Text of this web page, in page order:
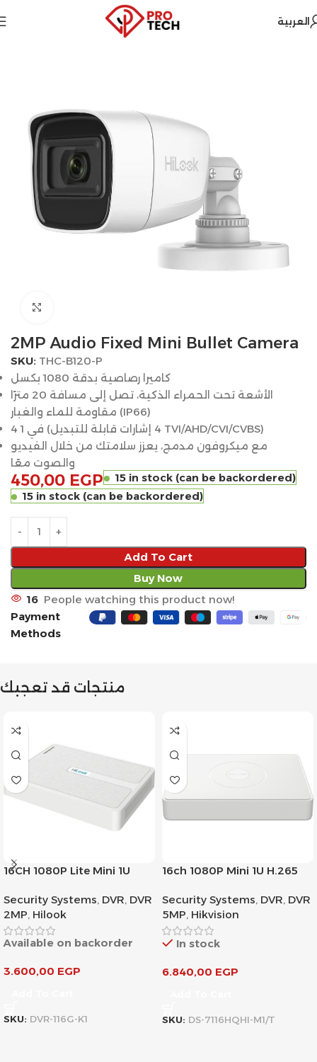
العربية
Security Systems
2MP Audio Fixed Mini Bullet Camera
SKU: THC-B120-P
كاميرا رصاصية بدقة 1080 بكسل
الأشعة تحت الحمراء الذكية، تصل إلى مسافة 20 مترًا
مقاومة للماء والغبار (IP66)
4 في 1 (4 إشارات قابلة للتبديل TVI/AHD/CVI/CVBS)
مع ميكروفون مدمج، يعزز سلامتك من خلال الفيديو
والصوت معًا
450,00 EGP
15 in stock (can be backordered)
15 in stock (can be backordered)
Add To Cart
Buy Now
16 People watching this product now!
Payment
Methods
منتجات قد تعجبك
16CH 1080P Lite Mini 1U
Security Systems, DVR, DVR
2MP, Hilook
Available on backorder
3.600,00 EGP
SKU: DVR-116G-K1
16ch 1080P Mini 1U H.265
Security Systems, DVR, DVR
5MP, Hikvision
In stock
6.840,00 EGP
SKU: DS-7116HQHI-M1/T